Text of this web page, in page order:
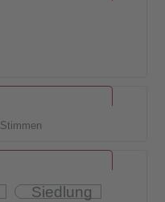
Stimmen
Siedlung